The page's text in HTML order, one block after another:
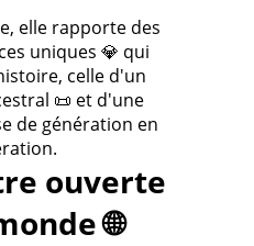
elle rapporte des
uniques 💎 qui
celle d'un
📜 et d'une
de génération en
ouverte
🌐